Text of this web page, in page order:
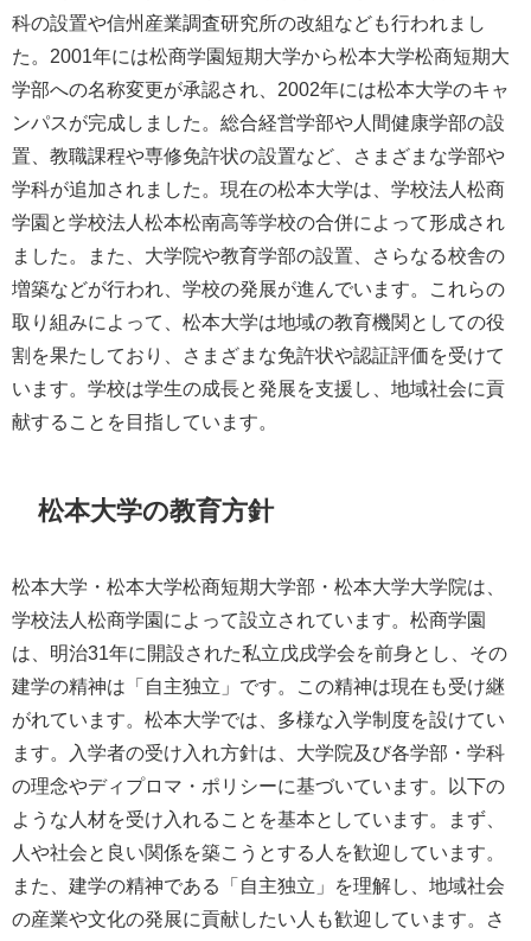
科の設置や信州産業調査研究所の改組なども行われまし
た。2001年には松商学園短期大学から松本大学松商短期大
学部への名称変更が承認され、2002年には松本大学のキャ
ンパスが完成しました。総合経営学部や人間健康学部の設
置、教職課程や専修免許状の設置など、さまざまな学部や
学科が追加されました。現在の松本大学は、学校法人松商
学園と学校法人松本松南高等学校の合併によって形成され
ました。また、大学院や教育学部の設置、さらなる校舎の
増築などが行われ、学校の発展が進んでいます。これらの
取り組みによって、松本大学は地域の教育機関としての役
割を果たしており、さまざまな免許状や認証評価を受けて
います。学校は学生の成長と発展を支援し、地域社会に貢
献することを目指しています。
松本大学の教育方針
松本大学・松本大学松商短期大学部・松本大学大学院は、
学校法人松商学園によって設立されています。松商学園
は、明治31年に開設された私立戊戌学会を前身とし、その
建学の精神は「自主独立」です。この精神は現在も受け継
がれています。松本大学では、多様な入学制度を設けてい
ます。入学者の受け入れ方針は、大学院及び各学部・学科
の理念やディプロマ・ポリシーに基づいています。以下の
ような人材を受け入れることを基本としています。まず、
人や社会と良い関係を築こうとする人を歓迎しています。
また、建学の精神である「自主独立」を理解し、地域社会
の産業や文化の発展に貢献したい人も歓迎しています。さ